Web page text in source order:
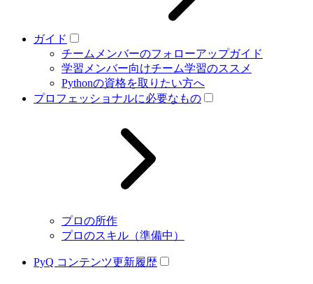
ガイド
チームメンバーのフォローアップガイド
学習メンバー向けチーム学習のススメ
Pythonの資格を取りたい方へ
プロフェッショナルに必要なもの
プロの所作
プロのスキル（準備中）
PyQ コンテンツ更新履歴